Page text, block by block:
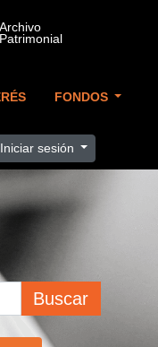
FONDOS
Iniciar sesión
Buscar